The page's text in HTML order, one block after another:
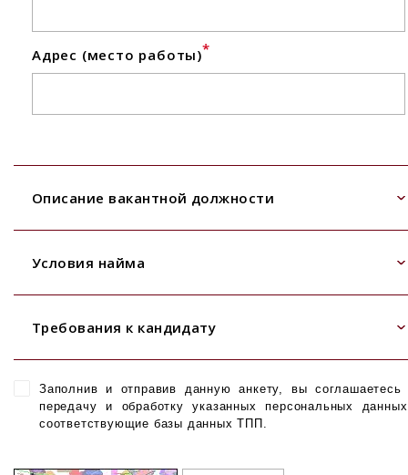
Адрес (место работы)*
Описание вакантной должности
Условия найма
Требования к кандидату
Заполнив и отправив данную анкету, вы соглашаетесь
передачу и обработку указанных персональных
соответствующие базы данных ТПП.